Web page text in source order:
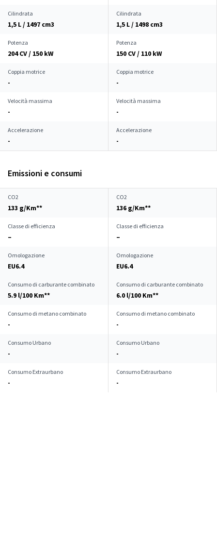
Cilindrata
1,5 L / 1497 cm3
Cilindrata
1,5 L / 1498 cm3
Potenza
204 CV / 150 kW
Potenza
150 CV / 110 kW
Coppia motrice
-
Coppia motrice
-
Velocità massima
-
Velocità massima
-
Accelerazione
-
Accelerazione
-
Emissioni e consumi
CO2
133 g/Km**
CO2
136 g/Km**
Classe di efficienza
–
Classe di efficienza
–
Omologazione
EU6.4
Omologazione
EU6.4
Consumo di carburante combinato
5.9 l/100 Km**
Consumo di carburante combinato
6.0 l/100 Km**
Consumo di metano combinato
-
Consumo di metano combinato
-
Consumo Urbano
-
Consumo Urbano
-
Consumo Extraurbano
-
Consumo Extraurbano
-